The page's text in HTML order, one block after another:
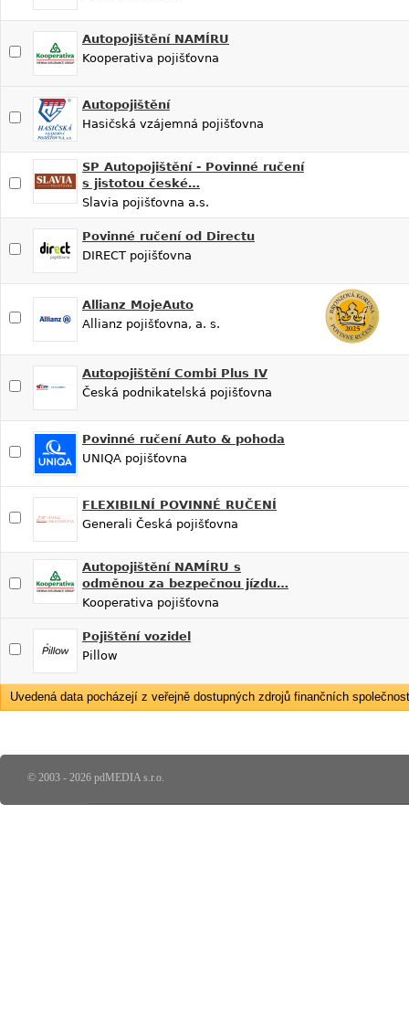
Autopojištění NAMÍRU
Kooperativa pojišťovna
Autopojištění
Hasičská vzájemná pojišťovna
SP Autopojištění - Povinné ručení
s jistotou české…
Slavia pojišťovna a.s.
Povinné ručení od Directu
DIRECT pojišťovna
Allianz MojeAuto
Allianz pojišťovna, a. s.
Autopojištění Combi Plus IV
Česká podnikatelská pojišťovna
Povinné ručení Auto & pohoda
UNIQA pojišťovna
FLEXIBILNÍ POVINNÉ RUČENÍ
Generali Česká pojišťovna
Autopojištění NAMÍRU s
odměnou za bezpečnou jízdu…
Kooperativa pojišťovna
Pojištění vozidel
Pillow
Uvedená data pocházejí z veřejně dostupných zdrojů finančních
© 2003 - 2026 pdMEDIA s.r.o.